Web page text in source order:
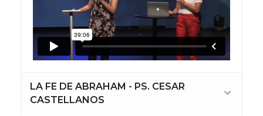
LA FE DE ABRAHAM - PS. CESAR
CASTELLANOS